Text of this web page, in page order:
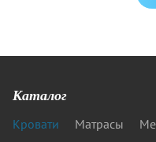
Каталог
Кровати Матрасы